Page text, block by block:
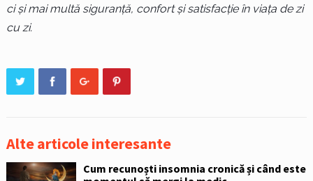
ci și mai multă siguranță, confort și satisfacție în viața de zi
cu zi.
Alte articole interesante
Cum recunoști insomnia cronică și când este